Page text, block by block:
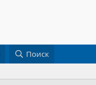
Поиск